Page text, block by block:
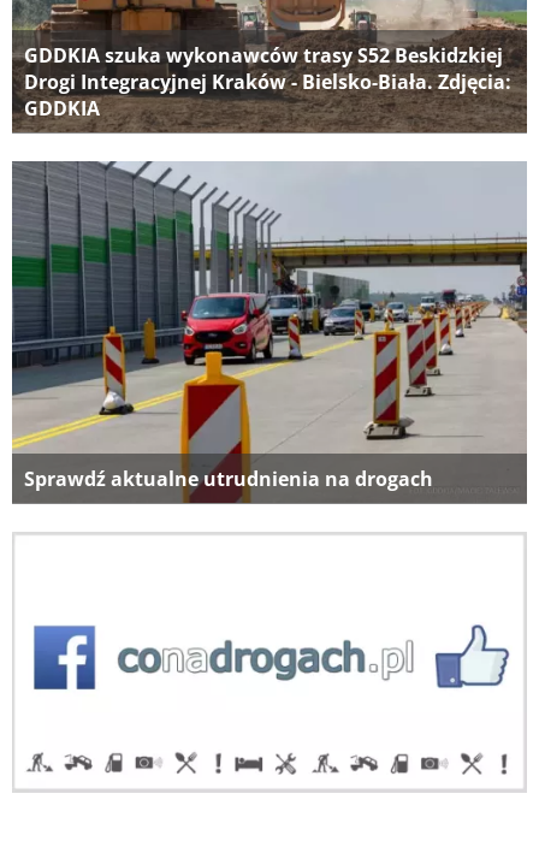
GDDKIA szuka wykonawców trasy S52 Beskidzkiej
Drogi Integracyjnej Kraków - Bielsko-Biała. Zdjęcia:
GDDKIA
Sprawdź aktualne utrudnienia na drogach